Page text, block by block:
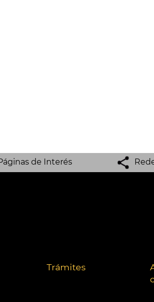
de Interés
Trámites